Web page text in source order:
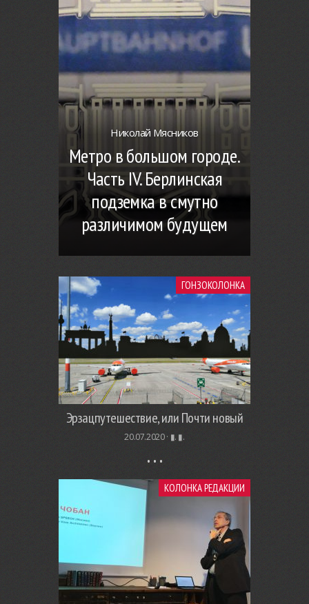
Николай Мясников
Метро в большом городе.
Часть IV. Берлинская
подземка в смутно
различимом будущем
ГОНЗОКОЛОНКА
Эрзацпутешествие, или Почти новый
20.07.2020 · ▮. ▮.
КОЛОНКА РЕДАКЦИИ